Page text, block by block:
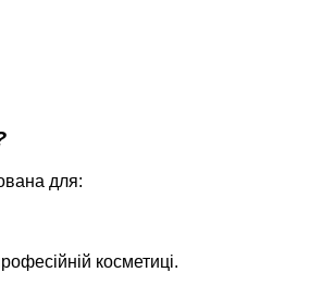
для:
косметиці.